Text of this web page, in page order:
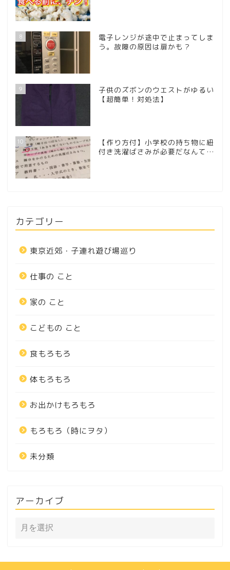
8
電子レンジが途中で止まってしま
う。故障の原因は扉かも？
9
子供のズボンのウエストがゆるい
【超簡単！対処法】
10
【作り方付】小学校の持ち物に紐
付き洗濯ばさみが必要だなんて…
カテゴリー
東京近郊・子連れ遊び場巡り
仕事の こと
家の こと
こどもの こと
食もろもろ
体もろもろ
お出かけもろもろ
もろもろ（時にヲタ）
未分類
アーカイブ